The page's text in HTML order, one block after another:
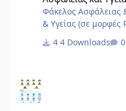
Φάκελος Ασφάλειας
& Υγείας (σε μορφές PDF,
μπορούν να
4 Downloads